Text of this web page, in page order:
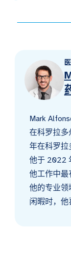
Mark
在科罗拉
年在科罗拉
他于 2022
他工作中最
他的专业领
闲暇时，他